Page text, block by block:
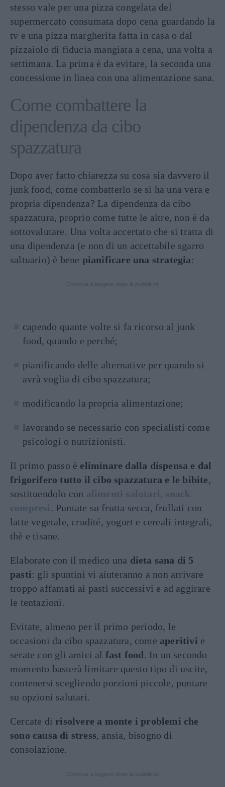
stesso vale per una pizza congelata del
supermercato consumata dopo cena guardando la
tv e una pizza margherita fatta in casa o dal
pizzaiolo di fiducia mangiata a cena, una volta a
settimana. La prima è da evitare, la seconda una
concessione in linea con una alimentazione sana.
Come combattere la
dipendenza da cibo
spazzatura
Dopo aver fatto chiarezza su cosa sia davvero il
junk food, come combatterlo se si ha una vera e
propria dipendenza? La dipendenza da cibo
spazzatura, proprio come tutte le altre, non è da
sottovalutare. Una volta accertato che si tratta di
una dipendenza (e non di un accettabile sgarro
saltuario) è bene pianificare una strategia:
capendo quante volte si fa ricorso al junk
food, quando e perché;
pianificando delle alternative per quando si
avrà voglia di cibo spazzatura;
modificando la propria alimentazione;
lavorando se necessario con specialisti come
psicologi o nutrizionisti.
Il primo passo è eliminare dalla dispensa e dal
frigorifero tutto il cibo spazzatura e le bibite,
sostituendolo con alimenti salutari, snack
compresi. Puntate su frutta secca, frullati con
latte vegetale, crudité, yogurt e cereali integrali,
thè e tisane.
Elaborate con il medico una dieta sana di 5
pasti: gli spuntini vi aiuteranno a non arrivare
troppo affamati ai pasti successivi e ad aggirare
le tentazioni.
Evitate, almeno per il primo periodo, le
occasioni da cibo spazzatura, come aperitivi e
serate con gli amici al fast food. In un secondo
momento basterà limitare questo tipo di uscite,
contenersi scegliendo porzioni piccole, puntare
su opzioni salutari.
Cercate di risolvere a monte i problemi che
sono causa di stress, ansia, bisogno di
consolazione.